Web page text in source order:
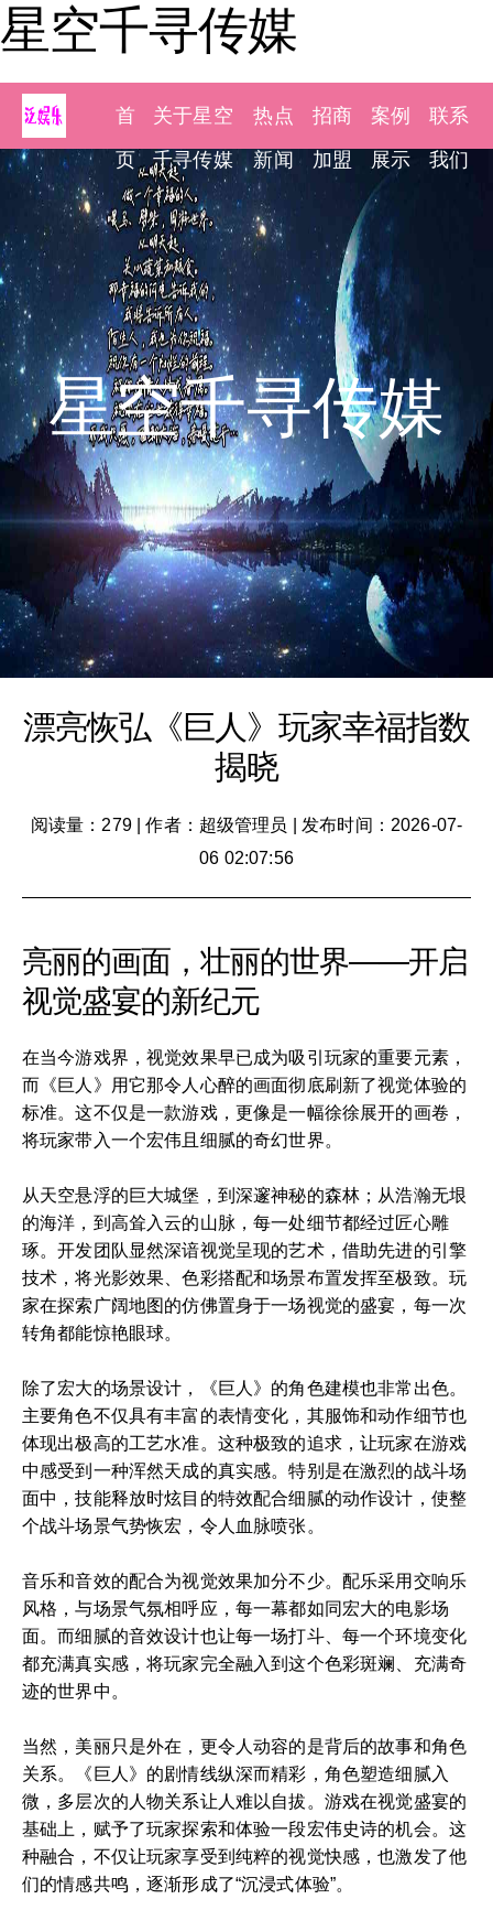
星空千寻传媒
首
页
关于星空
千寻传媒
热点
新闻
招商
加盟
案例
展示
联系
我们
星空千寻传媒
漂亮恢弘《巨人》玩家幸福指数
揭晓
阅读量：279|作者：超级管理员
发布时间：2026-07-
06 02:07:56
亮丽的画面，壮丽的世界——开启
视觉盛宴的新纪元
在当今游戏界，视觉效果早已成为吸引玩家的重要元素，
而《巨人》用它那令人心醉的画面彻底刷新了视觉体验的
标准。这不仅是一款游戏，更像是一幅徐徐展开的画卷，
将玩家带入一个宏伟且细腻的奇幻世界。
从天空悬浮的巨大城堡，到深邃神秘的森林；从浩瀚无垠
的海洋，到高耸入云的山脉，每一处细节都经过匠心雕
琢。开发团队显然深谙视觉呈现的艺术，借助先进的引擎
技术，将光影效果、色彩搭配和场景布置发挥至极致。玩
家在探索广阔地图的仿佛置身于一场视觉的盛宴，每一次
转角都能惊艳眼球。
除了宏大的场景设计，《巨人》的角色建模也非常出色。
主要角色不仅具有丰富的表情变化，其服饰和动作细节也
体现出极高的工艺水准。这种极致的追求，让玩家在游戏
中感受到一种浑然天成的真实感。特别是在激烈的战斗场
面中，技能释放时炫目的特效配合细腻的动作设计，使整
个战斗场景气势恢宏，令人血脉喷张。
音乐和音效的配合为视觉效果加分不少。配乐采用交响乐
风格，与场景气氛相呼应，每一幕都如同宏大的电影场
面。而细腻的音效设计也让每一场打斗、每一个环境变化
都充满真实感，将玩家完全融入到这个色彩斑斓、充满奇
迹的世界中。
当然，美丽只是外在，更令人动容的是背后的故事和角色
关系。《巨人》的剧情线纵深而精彩，角色塑造细腻入
微，多层次的人物关系让人难以自拔。游戏在视觉盛宴的
基础上，赋予了玩家探索和体验一段宏伟史诗的机会。这
种融合，不仅让玩家享受到纯粹的视觉快感，也激发了他
们的情感共鸣，逐渐形成了“沉浸式体验”。